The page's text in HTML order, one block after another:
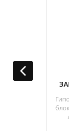
CLEAR